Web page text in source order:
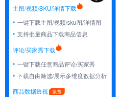
主图/视频/SKU/详情下载
一键下载主图/视频/sku图/详情图
支持批量商品下载商品信息
评论/买家秀下载
一键下载任意商品评论/买家秀
下载自由筛选/展示多维度数据分析
商品数据透视